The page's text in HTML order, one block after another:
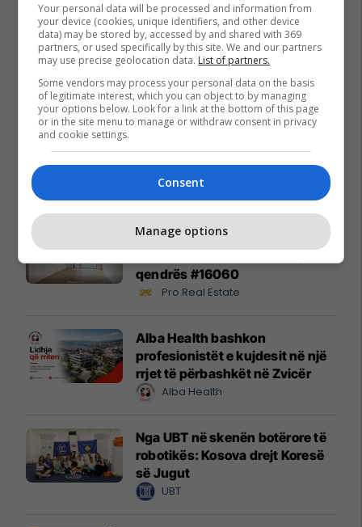
Reklamo këtu
Banesë 98.96m² në shitje në
qendrës #16060
Pro Real Estate
Alba Health bashkon
profesionistët e kujdesit në një
rrjet të përbashkët në Zvicër
Alba Health
Nga UBT në skenën botërore të
robotikës: Kosova drejt Koresë
së Jugut
UBT
Your personal data will be processed and information from
your device (cookies, unique identifiers, and other device
data) may be stored by, accessed by and shared with 369
partners, or used specifically by this site. We and our partners
may use precise geolocation data. List of partners.
Some vendors may process your personal data on the basis
of legitimate interest, which you can object to by managing
your options below. Look for a link at the bottom of this page
or in the site menu to manage or withdraw consent in privacy
and cookie settings.
Consent
Manage options